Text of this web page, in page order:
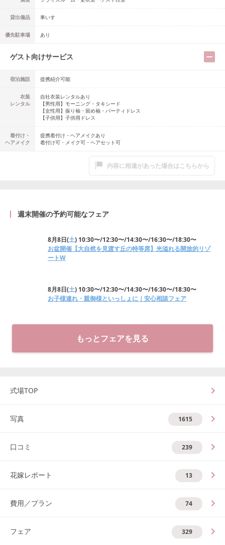
貸出備品 車いす
優先駐車場 あり
ゲスト向けサービス
宿泊施設 提携紹介可能
衣装
レンタル
自社衣装レンタルあり
【男性用】 モーニング・タキシード
【女性用】 振り袖・留め袖・パーティドレス
【子供用】 子供用ドレス
着付け・
ヘアメイク
提携着付け・ヘアメイクあり
着付け可・メイク可・ヘアセット可
内容に相違があった場合はこちらから
週末開催の予約可能なフェア
8月8日(土) 10:30〜/12:30〜/14:30〜/16:30〜/18:30〜
お盆開催【大自然を見渡す丘の特等席】光溢れる開放的リゾ
ートW
8月8日(土) 10:30〜/12:30〜/14:30〜/16:30〜/18:30〜
お子様連れ・親御様といっしょに｜安心相談フェア
もっとフェアを見る
式場TOP
写真 1615
口コミ 239
花嫁レポート 13
費用／プラン 74
フェア 329